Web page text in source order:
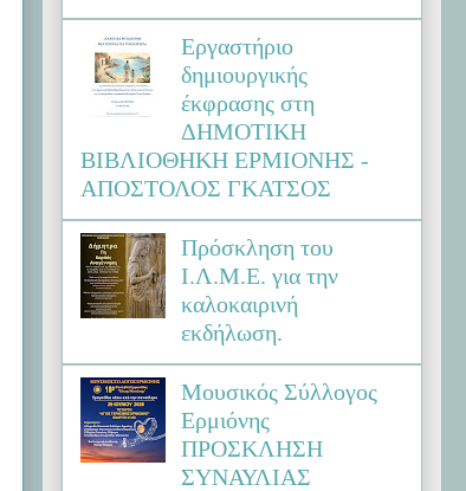
Εργαστήριο
δημιουργικής
έκφρασης στη
ΔΗΜΟΤΙΚΗ
ΒΙΒΛΙΟΘΗΚΗ ΕΡΜΙΟΝΗΣ -
ΑΠΟΣΤΟΛΟΣ ΓΚΑΤΣΟΣ
Πρόσκληση του
Ι.Λ.Μ.Ε. για την
καλοκαιρινή
εκδήλωση.
Μουσικός Σύλλογος
Ερμιόνης
ΠΡΟΣΚΛΗΣΗ
ΣΥΝΑΥΛΙΑΣ